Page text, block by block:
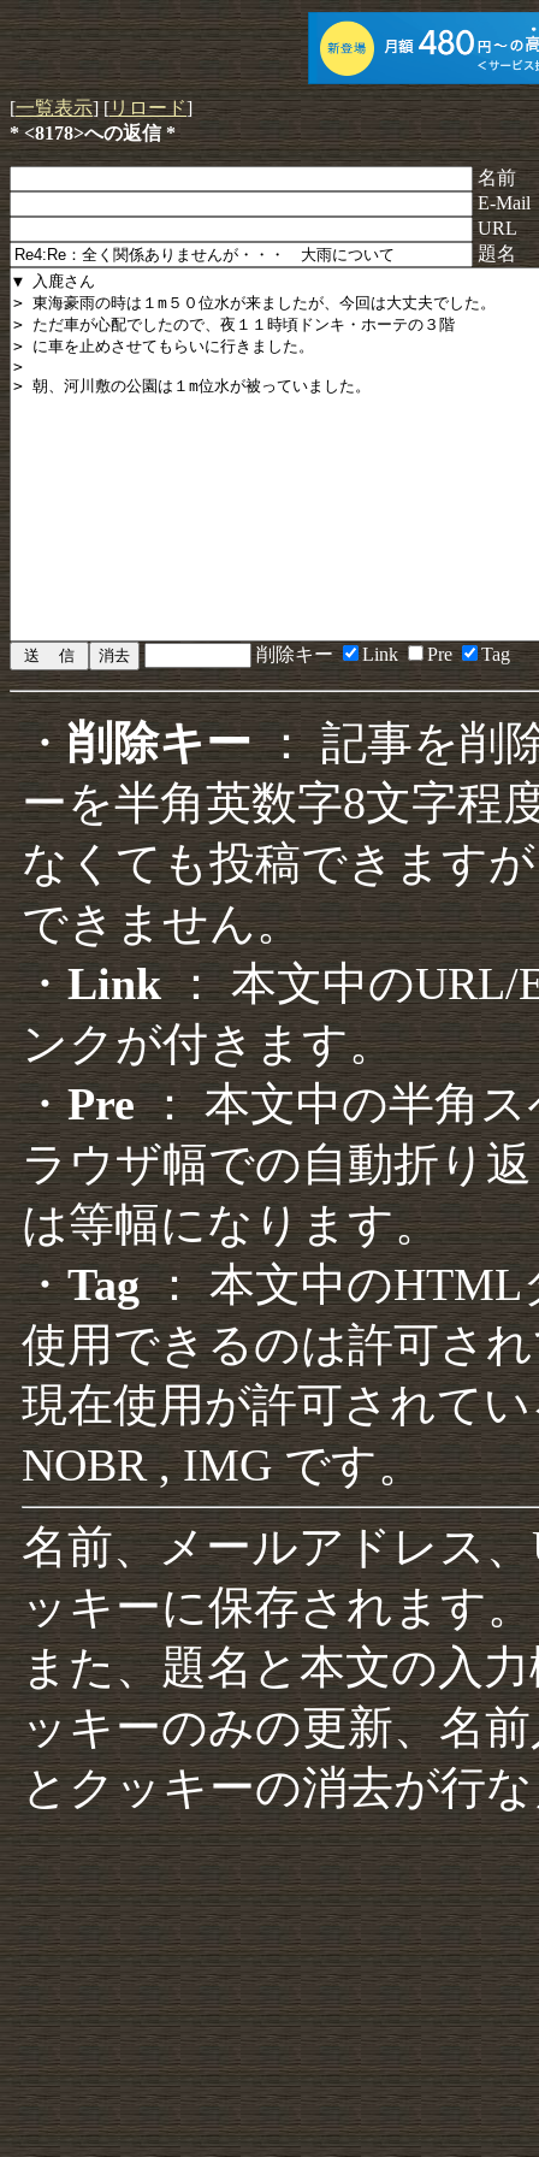
[一覧表示] [リロード]
* <8178>への返信 *
名前
E-Mail
URL
題名
削除キー Link Pre Tag
・削除キー： 記事を削
ーを半角英数字8文字程
なくても投稿できます
できません。
・Link： 本文中のURL/
ンクが付きます。
・Pre： 本文中の半角
ラウザ幅での自動折り
は等幅になります。
・Tag： 本文中のHTML
使用できるのは許可さ
現在使用が許可されて
NOBR , IMG です。
名前、メールアドレス
ッキーに保存されます。
また、題名と本文の入
ッキーのみの更新、名
とクッキーの消去が行